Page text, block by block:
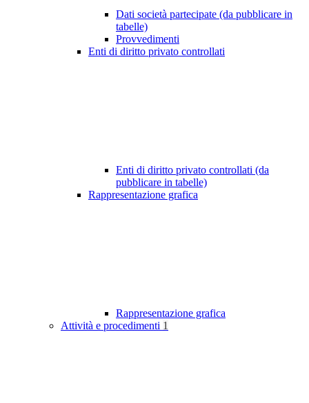
Dati società partecipate (da pubblicare in
tabelle)
Provvedimenti
Enti di diritto privato controllati
Enti di diritto privato controllati (da
pubblicare in tabelle)
Rappresentazione grafica
Rappresentazione grafica
Attività e procedimenti 1